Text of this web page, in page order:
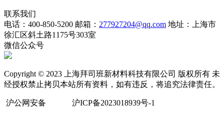
联系我们
电话：400-850-5200 邮箱： 277927204@qq.com 地址：上海市
徐汇区斜土路1175号303室
微信公众号
Copyright © 2023 上海拜司班新材料科技有限公司 版权所有 未
经授权禁止拷贝本站所有资料，如有违反，将追究法律责任。
沪公网安备 沪ICP备2023018939号-1